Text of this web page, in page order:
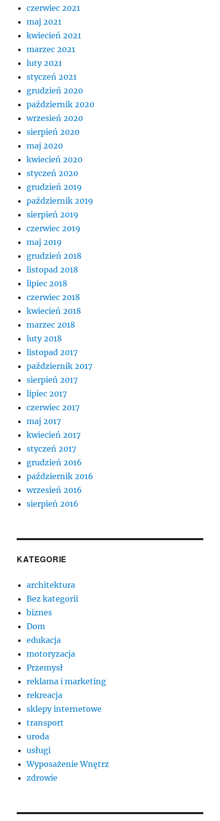
czerwiec 2021
maj 2021
kwiecień 2021
marzec 2021
luty 2021
styczeń 2021
grudzień 2020
październik 2020
wrzesień 2020
sierpień 2020
maj 2020
kwiecień 2020
styczeń 2020
grudzień 2019
październik 2019
sierpień 2019
czerwiec 2019
maj 2019
grudzień 2018
listopad 2018
lipiec 2018
czerwiec 2018
kwiecień 2018
marzec 2018
luty 2018
listopad 2017
październik 2017
sierpień 2017
lipiec 2017
czerwiec 2017
maj 2017
kwiecień 2017
styczeń 2017
grudzień 2016
październik 2016
wrzesień 2016
sierpień 2016
KATEGORIE
architektura
Bez kategorii
biznes
Dom
edukacja
motoryzacja
Przemysł
reklama i marketing
rekreacja
sklepy internetowe
transport
uroda
usługi
Wyposażenie Wnętrz
zdrowie